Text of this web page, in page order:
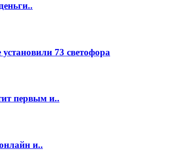
73 светофора
первым и..
и..